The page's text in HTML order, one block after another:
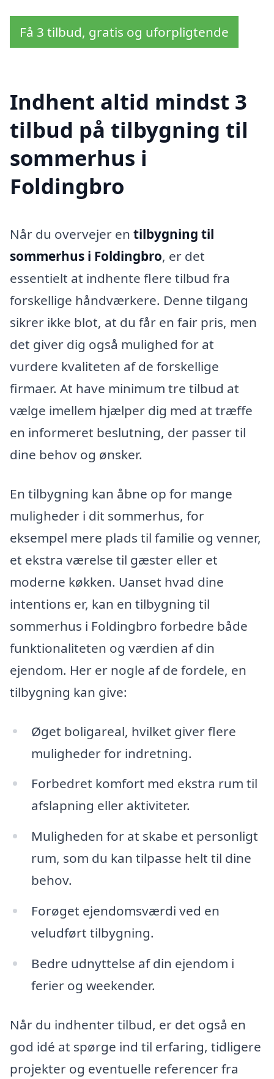
Få 3 tilbud, gratis og uforpligtende
Indhent altid mindst 3
tilbud på tilbygning til
sommerhus i
Foldingbro
Når du overvejer en tilbygning til
sommerhus i Foldingbro, er det
essentielt at indhente flere tilbud fra
forskellige håndværkere. Denne tilgang
sikrer ikke blot, at du får en fair pris, men
det giver dig også mulighed for at
vurdere kvaliteten af de forskellige
firmaer. At have minimum tre tilbud at
vælge imellem hjælper dig med at træffe
en informeret beslutning, der passer til
dine behov og ønsker.
En tilbygning kan åbne op for mange
muligheder i dit sommerhus, for
eksempel mere plads til familie og venner,
et ekstra værelse til gæster eller et
moderne køkken. Uanset hvad dine
intentions er, kan en tilbygning til
sommerhus i Foldingbro forbedre både
funktionaliteten og værdien af din
ejendom. Her er nogle af de fordele, en
tilbygning kan give:
Øget boligareal, hvilket giver flere
muligheder for indretning.
Forbedret komfort med ekstra rum til
afslapning eller aktiviteter.
Muligheden for at skabe et personligt
rum, som du kan tilpasse helt til dine
behov.
Forøget ejendomsværdi ved en
veludført tilbygning.
Bedre udnyttelse af din ejendom i
ferier og weekender.
Når du indhenter tilbud, er det også en
god idé at spørge ind til erfaring, tidligere
projekter og eventuelle referencer fra